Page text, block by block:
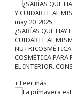
may 20, 2025
¿SABÍAS QUE HAY
CUIDARTE AL
COSMÉTICA PARA
EL INTERIOR.
+ Leer más